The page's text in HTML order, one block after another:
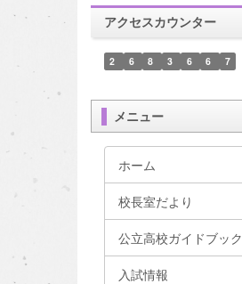
アクセスカウンター
2 6 8 3 6 6 7
メニュー
ホーム
校長室だより
公立高校ガイドブック
入試情報